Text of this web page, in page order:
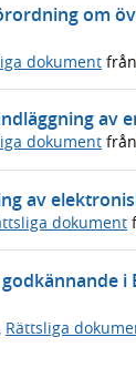
om
dokument från
av
dokument från
av
dokument
i
Rättsliga